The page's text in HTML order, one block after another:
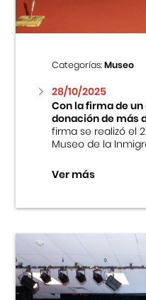
Categorías:Museo
28/10/2025
Con la firma de
donación de más
firma se realizó el
Museo de la
Ver más